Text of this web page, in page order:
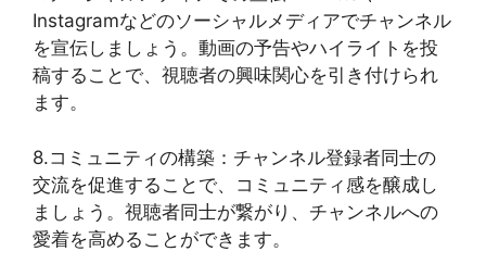
Instagramなどのソーシャルメディアでチャンネル
を宣伝しましょう。動画の予告やハイライトを投
稿することで、視聴者の興味関心を引き付けられ
ます。
8.コミュニティの構築：チャンネル登録者同士の
交流を促進することで、コミュニティ感を醸成し
ましょう。視聴者同士が繋がり、チャンネルへの
愛着を高めることができます。